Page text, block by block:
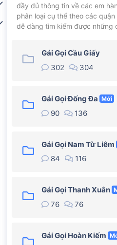
đầy đủ thông tin về các em
phân loại cụ thể theo các
dễ dàng tìm kiếm được những
Gái Gọi Cầu Giấy
302
304
Gái Gọi Đống Đa Mới
90 136
Gái Gọi Nam Từ Liêm
84 116
Gái Gọi Thanh Xuân
76 76
Gái Gọi Hoàn Kiếm